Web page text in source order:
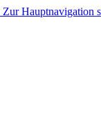
Zur Hauptnavigation